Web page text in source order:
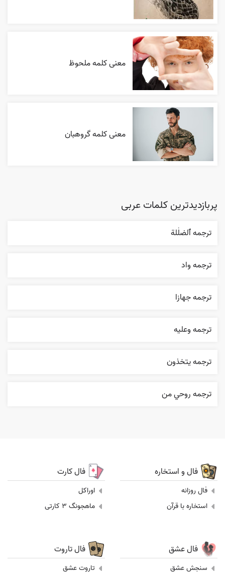
معنی کلمه ملحوظ
معنی کلمه گروهبان
پربازدیدترین کلمات عربی
ترجمه ٱلضلٰلة
ترجمه واد
ترجمه جهازا
ترجمه وعليه
ترجمه يتخذون
ترجمه روحي من
فال و استخاره
فال روزانه
استخاره با قرآن
فال کارت
اوراکل
ماهجونگ 3 کارتی
فال عشق
سنجش عشق
فال تاروت
تاروت عشق